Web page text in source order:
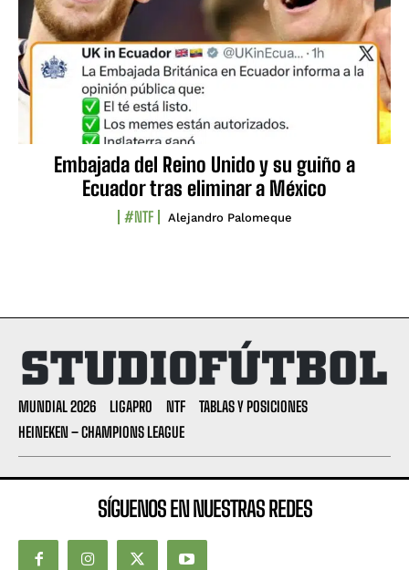
Embajada del Reino Unido y su guiño a
Ecuador tras eliminar a México
#NTF Alejandro Palomeque
MUNDIAL 2026 LIGAPRO NTF
TABLAS Y POSICIONES
HEINEKEN – CHAMPIONS LEAGUE
SÍGUENOS EN NUESTRAS REDES